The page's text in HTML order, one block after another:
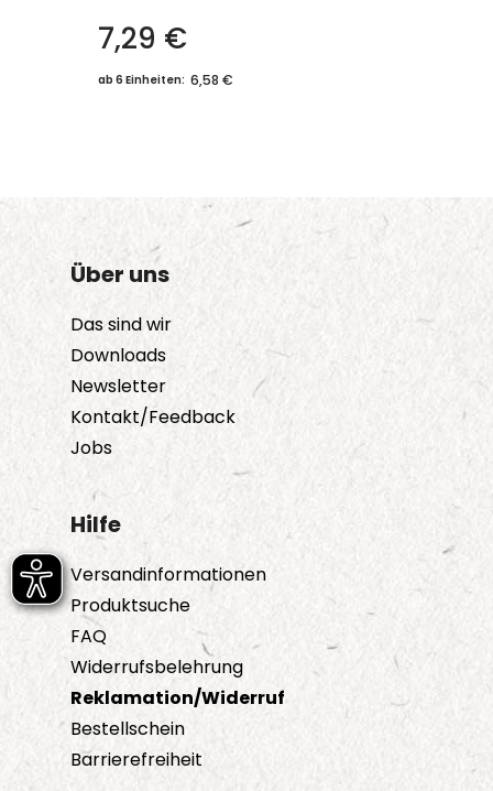
7,29 €
ab 6 Einheiten: 6,58 €
Über uns
Das sind wir
Downloads
Newsletter
Kontakt/Feedback
Jobs
Hilfe
Versandinformationen
Produktsuche
FAQ
Widerrufsbelehrung
Reklamation/Widerruf
Bestellschein
Barrierefreiheit